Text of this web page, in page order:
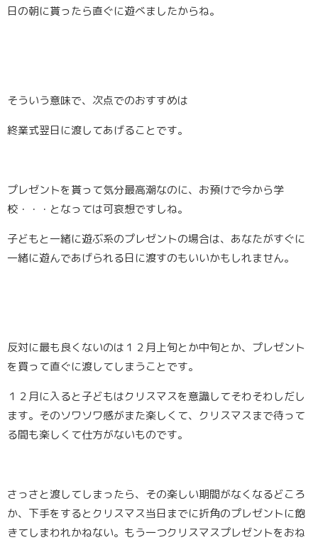
日の朝に貰ったら直ぐに遊べましたからね。
そういう意味で、次点でのおすすめは
終業式翌日に渡してあげることです。
プレゼントを貰って気分最高潮なのに、お預けで今から学
校・・・となっては可哀想ですしね。
子どもと一緒に遊ぶ系のプレゼントの場合は、あなたがすぐに
一緒に遊んであげられる日に渡すのもいいかもしれません。
反対に最も良くないのは １２月上旬とか中旬とか、プレゼント
を買って直ぐに渡してしまうことです。
１２月に入ると子どもはクリスマスを意識してそわそわしだし
ます。そのソワソワ感がまた楽しくて、クリスマスまで待って
る間も楽しくて仕方がないものです。
さっさと渡してしまったら、その楽しい期間がなくなるどころ
か、下手をするとクリスマス当日までに折角のプレゼントに飽
きてしまわれかねない。もう一つクリスマスプレゼントをおね